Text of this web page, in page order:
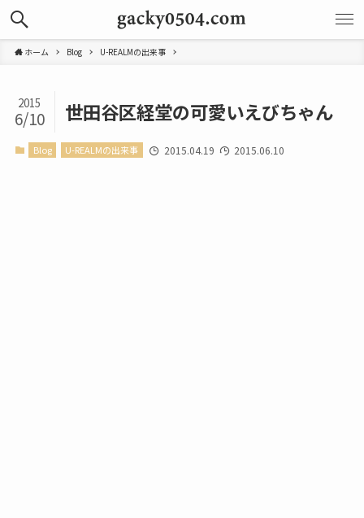
ホーム Blog U-REALMの出来事
世田谷区経堂の可愛いえびちゃん
2015
6/10
Blog U-REALMの出来事 2015.04.19 2015.06.10